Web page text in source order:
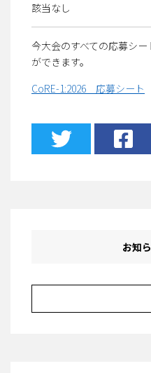
該当なし
今大会のすべての応募シ
ができます。
CoRE-1:2026 応募シート
お知